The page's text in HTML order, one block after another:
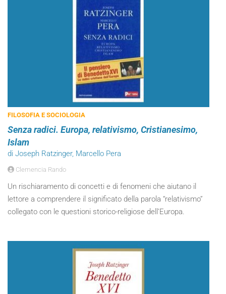
FILOSOFIA E SOCIOLOGIA
Senza radici. Europa, relativismo, Cristianesimo,
Islam
di Joseph Ratzinger, Marcello Pera
Clemencia Rando
Un rischiaramento di concetti e di fenomeni che aiutano il
lettore a comprendere il significato della parola “relativismo”
collegato con le questioni storico-religiose dell’Europa.